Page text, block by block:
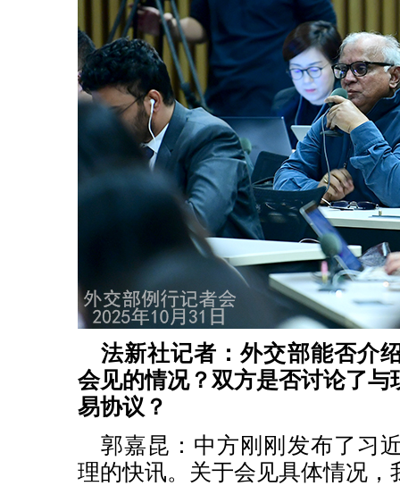
法新社记者：外交部能否介
会见的情况？双方是否讨论了与
易协议？
郭嘉昆：中方刚刚发布了习
理的快讯。关于会见具体情况，